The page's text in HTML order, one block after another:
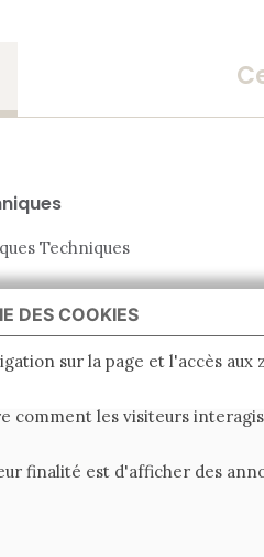
Techniques
DES COOKIES
sur la page et l'accès
les visiteurs
finalité est d'afficher des